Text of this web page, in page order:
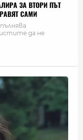
ЗА ВТОРИ ПЪТ
САМИ
да не